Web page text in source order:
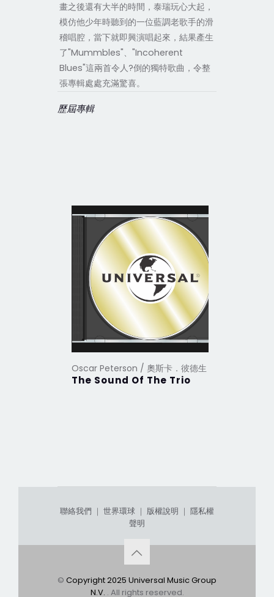
畫之後還有大半的時間，泰瑞玩心大起，
模仿他少年時聽到的一位藍調老歌手的滑
稽唱腔，當下就即興演唱起來，結果產生
了"Mummbles"、"Incoherent
Blues"這兩首令人?倒的獨特歌曲，令整
張專輯處處充滿驚喜。
歷屆專輯
Oscar Peterson / 奧斯卡．彼德生
The Sound Of The Trio
聯絡我們 ｜ 世界環球 ｜ 版權說明 ｜ 隱私權
聲明
© Copyright 2025 Universal Music Group
N.V. . All rights reserved.